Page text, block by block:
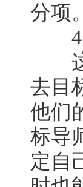
分项。
4
这
去目
他们
标导
定自